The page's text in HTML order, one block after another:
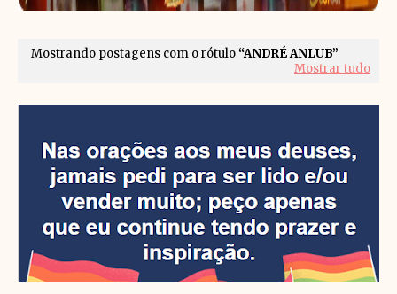
Mostrando postagens com o rótulo ANDRÉ ANLUB
Mostrar tudo